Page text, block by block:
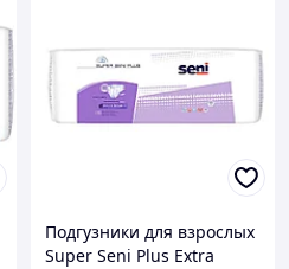
Подгузники для взрослых
Super Seni Plus Extra